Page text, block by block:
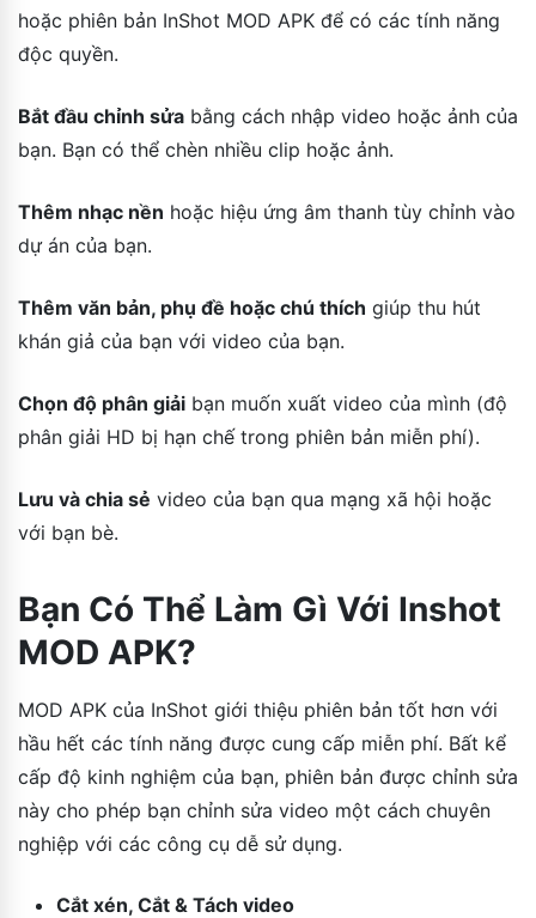
hoặc phiên bản InShot MOD APK để có các tính năng
độc quyền.
Bắt đầu chỉnh sửa bằng cách nhập video hoặc ảnh của
bạn. Bạn có thể chèn nhiều clip hoặc ảnh.
Thêm nhạc nền hoặc hiệu ứng âm thanh tùy chỉnh vào
dự án của bạn.
Thêm văn bản, phụ đề hoặc chú thích giúp thu hút
khán giả của bạn với video của bạn.
Chọn độ phân giải bạn muốn xuất video của mình (độ
phân giải HD bị hạn chế trong phiên bản miễn phí).
Lưu và chia sẻ video của bạn qua mạng xã hội hoặc
với bạn bè.
Bạn Có Thể Làm Gì Với Inshot
MOD APK?
MOD APK của InShot giới thiệu phiên bản tốt hơn với
hầu hết các tính năng được cung cấp miễn phí. Bất kể
cấp độ kinh nghiệm của bạn, phiên bản được chỉnh sửa
này cho phép bạn chỉnh sửa video một cách chuyên
nghiệp với các công cụ dễ sử dụng.
Cắt xén, Cắt & Tách video